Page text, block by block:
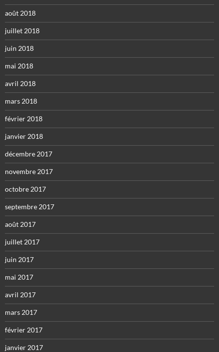
août 2018
juillet 2018
juin 2018
mai 2018
avril 2018
mars 2018
février 2018
janvier 2018
décembre 2017
novembre 2017
octobre 2017
septembre 2017
août 2017
juillet 2017
juin 2017
mai 2017
avril 2017
mars 2017
février 2017
janvier 2017